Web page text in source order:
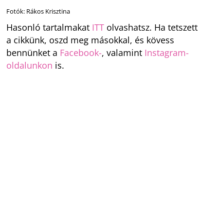
Fotók: Rákos Krisztina
Hasonló tartalmakat ITT olvashatsz. Ha tetszett
a cikkünk, oszd meg másokkal, és kövess
bennünket a Facebook-, valamint Instagram-
oldalunkon is.